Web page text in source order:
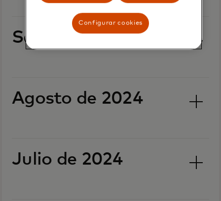
Septiembre de 2024
Agosto de 2024
Julio de 2024
Configurar cookies